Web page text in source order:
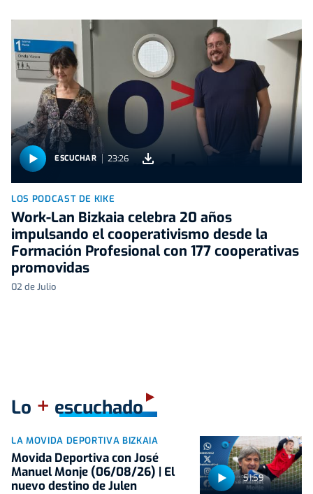
ESCUCHAR 23:26
LOS PODCAST DE KIKE
Work-Lan Bizkaia celebra 20 años
impulsando el cooperativismo desde la
Formación Profesional con 177 cooperativas
promovidas
02 de Julio
Lo + escuchado
51:59
LA MOVIDA DEPORTIVA BIZKAIA
Movida Deportiva con José
Manuel Monje (06/08/26) | El
nuevo destino de Julen